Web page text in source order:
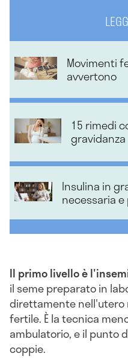
Movimenti
avvertono
15 rimedi
gravidanza
Insulina in
necessaria
Il primo livello è
il seme preparato in
direttamente nell'utero
fertile. È la tecnica
ambulatorio, e il punto
coppie.